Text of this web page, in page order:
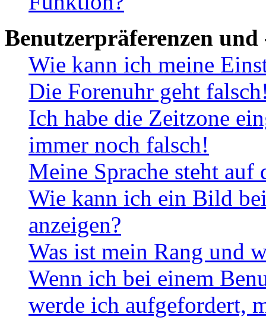
Benutzerpräferenzen und
Wie kann ich meine
Die Forenuhr geht
Ich habe die Zeitzone
immer noch falsch!
Meine Sprache steht
Wie kann ich ein Bild
anzeigen?
Was ist mein Rang und
Wenn ich bei einem
werde ich aufgefordert,